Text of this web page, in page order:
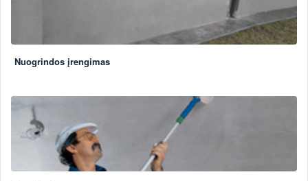
Nuogrindos įrengimas